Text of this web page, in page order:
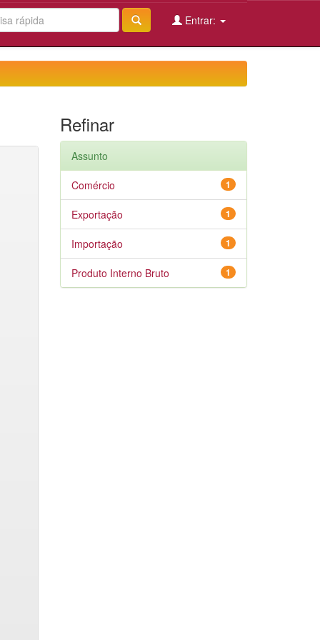
Entrar:
Refinar
Assunto
1
Comércio
1
Exportação
1
Importação
1
Produto Interno Bruto